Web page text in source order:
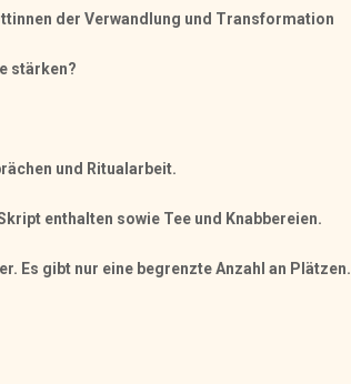
der Verwandlung und Transformation
stärken?
und Ritualarbeit.
enthalten sowie Tee und Knabbereien.
Es gibt nur eine begrenzte Anzahl an Plätzen.